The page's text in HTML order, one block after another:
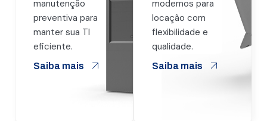
manutenção
preventiva para
manter sua TI
eficiente.
Saiba mais
modernos para
locação com
flexibilidade e
qualidade.
Saiba mais